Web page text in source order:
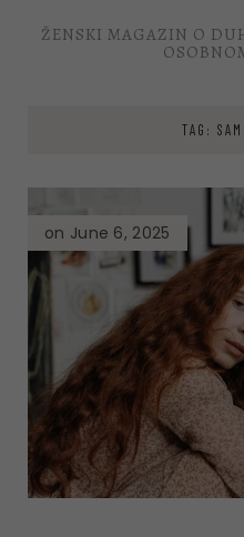
ŽENSKI MAGAZIN O
TAG:
on June 6, 2025